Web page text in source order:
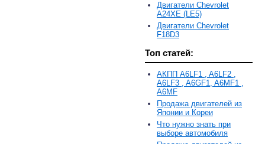
Двигатели Chevrolet
A24XE (LE5)
Двигатели Chevrolet
F18D3
Топ статей:
АКПП A6LF1 , A6LF2 ,
A6LF3 , A6GF1, A6MF1 ,
A6MF
Продажа двигателей из
Японии и Кореи
Что нужно знать при
выборе автомобиля